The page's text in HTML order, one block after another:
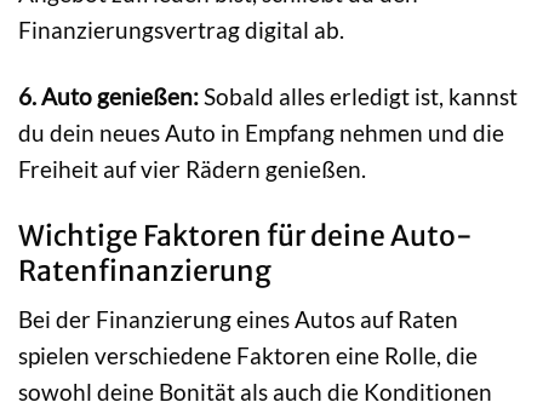
Finanzierungsvertrag digital ab.
6. Auto genießen:Sobald alles erledigt ist, kannst
du dein neues Auto in Empfang nehmen und die
Freiheit auf vier Rädern genießen.
Wichtige Faktoren für deine Auto-
Ratenfinanzierung
Bei der Finanzierung eines Autos auf Raten
spielen verschiedene Faktoren eine Rolle, die
sowohl deine Bonität als auch die Konditionen